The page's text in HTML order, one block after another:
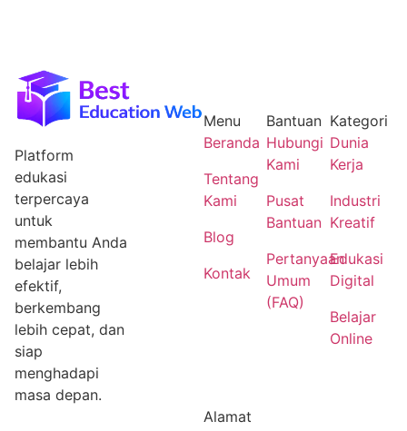
Platform
edukasi
terpercaya
untuk
membantu Anda
belajar lebih
efektif,
berkembang
lebih cepat, dan
siap
menghadapi
masa depan.
Menu
Beranda
Tentang
Kami
Blog
Kontak
Bantuan
Hubungi
Kami
Pusat
Bantuan
Pertanyaan
Umum
(FAQ)
Kategori
Dunia
Kerja
Industri
Kreatif
Edukasi
Digital
Belajar
Online
Alamat